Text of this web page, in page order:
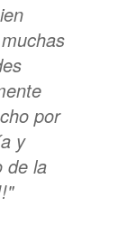
por
y
de la